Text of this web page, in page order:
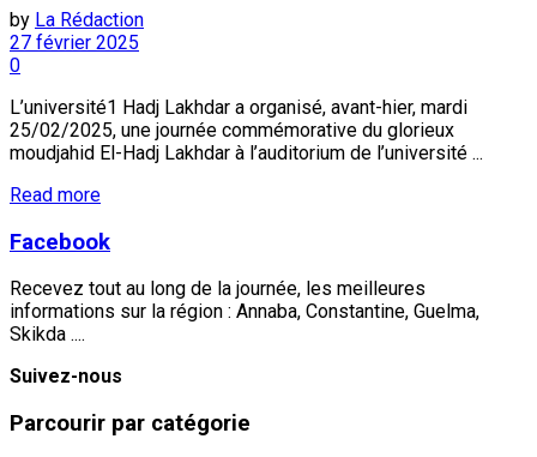
by La Rédaction
27 février 2025
0
L’université1 Hadj Lakhdar a organisé, avant-hier, mardi
25/02/2025, une journée commémorative du glorieux
moudjahid El-Hadj Lakhdar à l’auditorium de l’université ...
Read more
Facebook
Recevez tout au long de la journée, les meilleures
informations sur la région : Annaba, Constantine, Guelma,
Skikda ....
Suivez-nous
Parcourir par catégorie